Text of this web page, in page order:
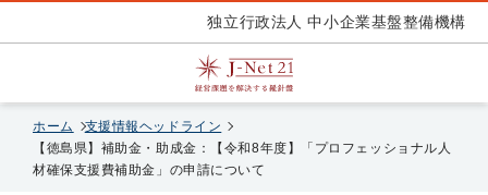
独立行政法人 中小企業基盤整備機構
ホーム
支援情報ヘッドライン
【徳島県】補助金・助成金：【令和8年度】「プロフェッショナル人
材確保支援費補助金」の申請について